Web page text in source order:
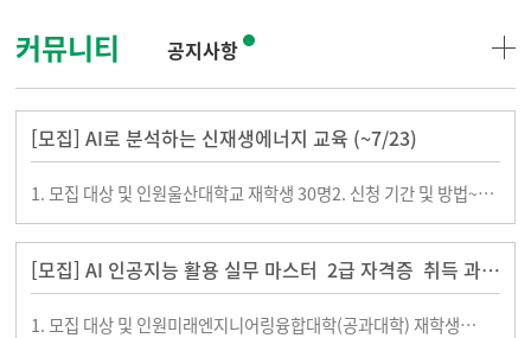
커뮤니티 공지사항
[모집] AI로 분석하는 신재생에너지 교육 (~7/23)
1. 모집 대상 및 인원울산대학교 재학생 30명2. 신청 기간 및 방법~
2026. 07. 23(목)까지 첨부된 [개인정보동의서 및 서약서] 작성하여
제출 및
[모집] AI 인공지능 활용 실무 마스터 2급 자격증 취득 과정
(~6/26)
1. 모집 대상 및 인원미래엔지니어링융합대학(공과대학) 재학생